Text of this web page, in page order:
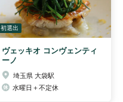
初選出
ヴェッキオ コンヴェンティ
ーノ
埼玉県 大袋駅
水曜日＋不定休